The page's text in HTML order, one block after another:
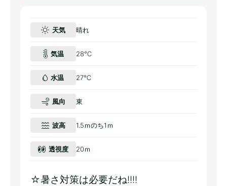
天気 晴れ
気温 28℃
水温 27℃
風向 東
波高 1.5ｍのち1ｍ
透視度 20ｍ
☆暑さ対策は必要だね!!!!